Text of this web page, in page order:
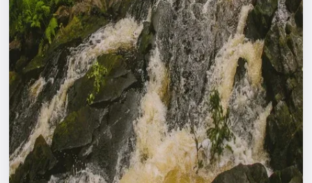
Города
Площадки
Артисты
Рейтинги